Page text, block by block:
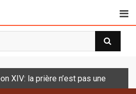
du cardinal Júlio Duarte Langa